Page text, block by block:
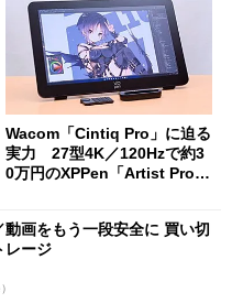
Wacom「Cintiq Pro」に迫る
実力 27型4K／120Hzで約3
0万円のXPPen「Artist Pro 2
動画をもう一段安全に 買い切
レージ